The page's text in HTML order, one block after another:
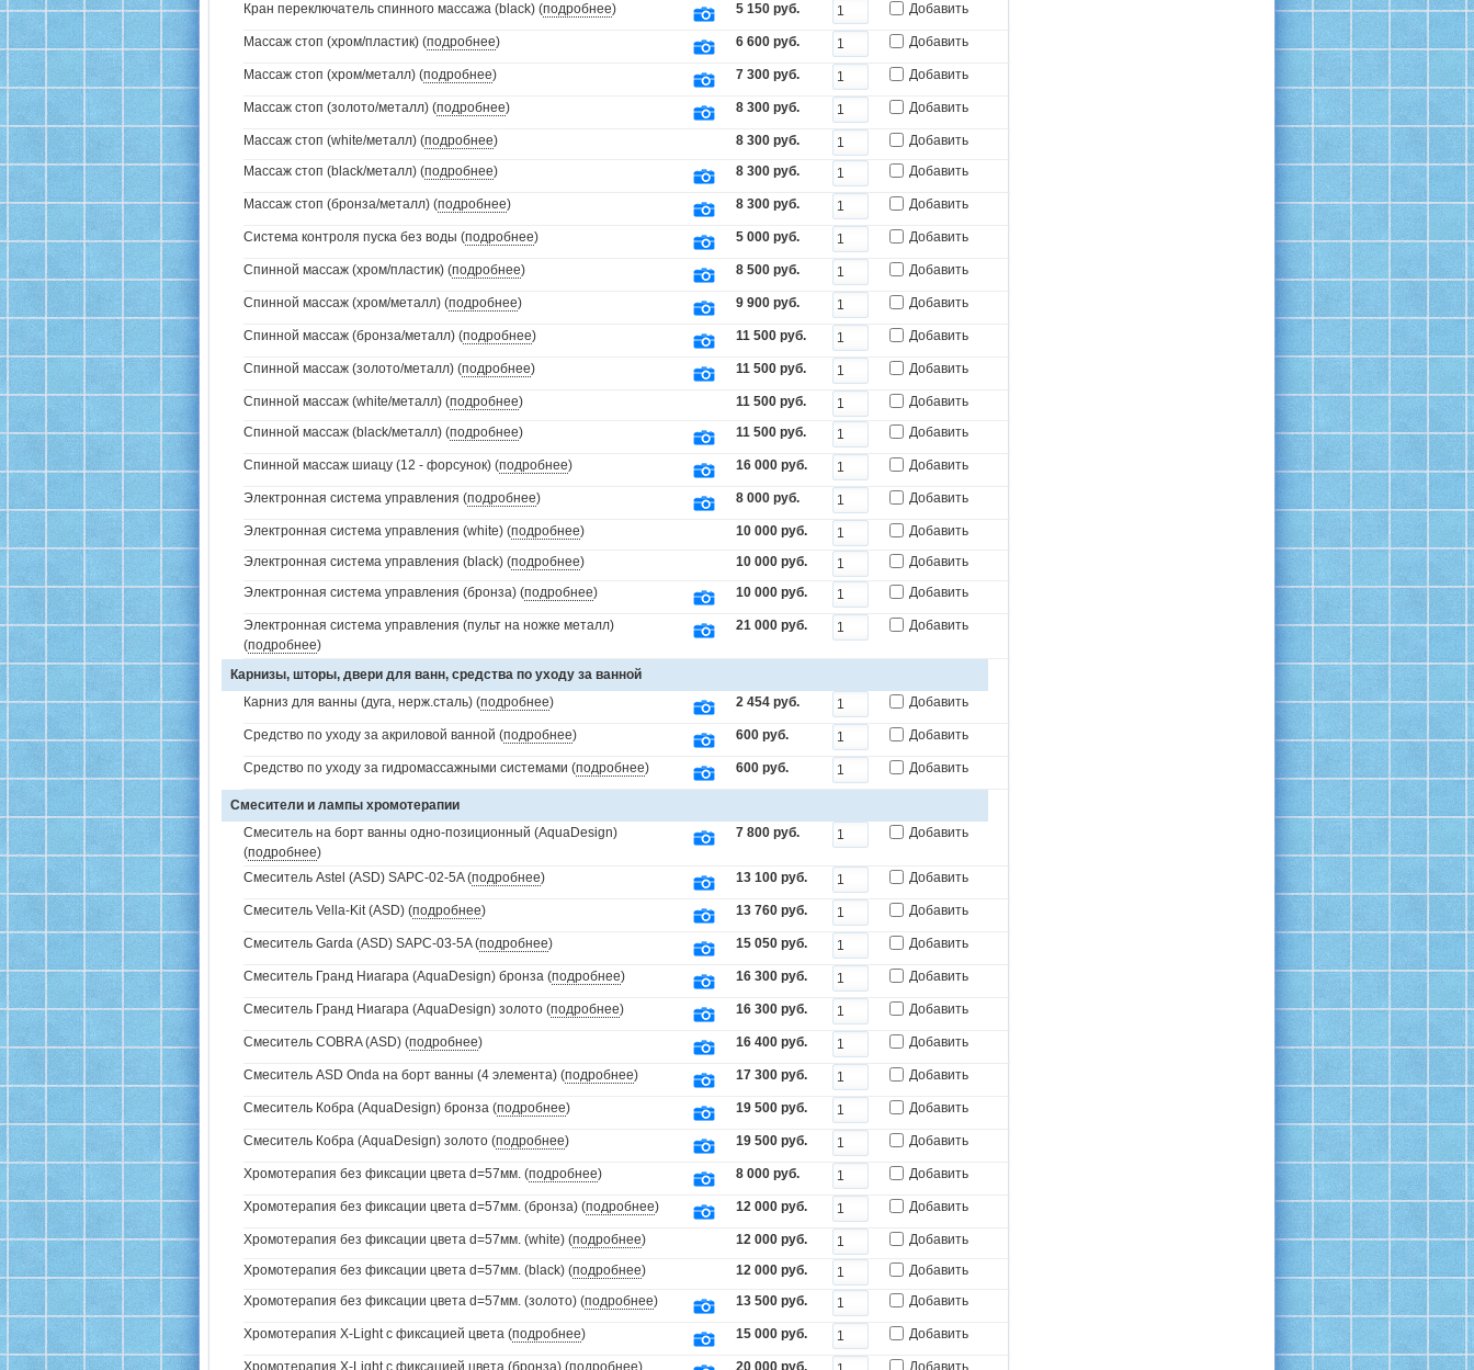
Кран переключатель спинного массажа (black) (подробнее) 5 150 руб. Добавить
Массаж стоп (хром/пластик) (подробнее) 6 600 руб. Добавить
Массаж стоп (хром/металл) (подробнее) 7 300 руб. Добавить
Массаж стоп (золото/металл) (подробнее) 8 300 руб. Добавить
Массаж стоп (white/металл) (подробнее) 8 300 руб.
Добавить
Массаж стоп (black/металл) (подробнее) 8 300 руб. Добавить
Массаж стоп (бронза/металл) (подробнее) 8 300 руб. Добавить
Система контроля пуска без воды (подробнее) 5 000 руб. Добавить
Спинной массаж (хром/пластик) (подробнее) 8 500 руб. Добавить
Спинной массаж (хром/металл) (подробнее) 9 900 руб. Добавить
Спинной массаж (бронза/металл) (подробнее) 11 500 руб. Добавить
Спинной массаж (золото/металл) (подробнее) 11 500 руб. Добавить
Спинной массаж (white/металл) (подробнее) 11 500 руб.
Добавить
Спинной массаж (black/металл) (подробнее) 11 500 руб. Добавить
Спинной массаж шиацу (12 - форсунок) (подробнее) 16 000 руб. Добавить
Электронная система управления (подробнее) 8 000 руб. Добавить
Электронная система управления (white) (подробнее) 10 000 руб.
Добавить
Электронная система управления (black) (подробнее) 10 000 руб.
Добавить
Электронная система управления (бронза) (подробнее) 10 000 руб. Добавить
Электронная система управления (пульт на ножке металл)
(подробнее)
21 000 руб. Добавить
Карнизы, шторы, двери для ванн, средства по уходу за ванной
Карниз для ванны (дуга, нерж.сталь) (подробнее) 2 454 руб. Добавить
Средство по уходу за акриловой ванной (подробнее) 600 руб. Добавить
Средство по уходу за гидромассажными системами (подробнее) 600 руб. Добавить
Смесители и лампы хромотерапии
Смеситель на борт ванны одно-позиционный (AquaDesign)
(подробнее)
7 800 руб. Добавить
Смеситель Astel (ASD) SAPC-02-5A (подробнее) 13 100 руб. Добавить
Смеситель Vella-Kit (ASD) (подробнее) 13 760 руб. Добавить
Смеситель Garda (ASD) SAPC-03-5A (подробнее) 15 050 руб. Добавить
Смеситель Гранд Ниагара (AquaDesign) бронза (подробнее) 16 300 руб. Добавить
Смеситель Гранд Ниагара (AquaDesign) золото (подробнее) 16 300 руб. Добавить
Смеситель COBRA (ASD) (подробнее) 16 400 руб. Добавить
Смеситель ASD Onda на борт ванны (4 элемента) (подробнее) 17 300 руб. Добавить
Смеситель Кобра (AquaDesign) бронза (подробнее) 19 500 руб. Добавить
Смеситель Кобра (AquaDesign) золото (подробнее) 19 500 руб. Добавить
Хромотерапия без фиксации цвета d=57мм. (подробнее) 8 000 руб. Добавить
Хромотерапия без фиксации цвета d=57мм. (бронза) (подробнее) 12 000 руб. Добавить
Хромотерапия без фиксации цвета d=57мм. (white) (подробнее) 12 000 руб.
Добавить
Хромотерапия без фиксации цвета d=57мм. (black) (подробнее) 12 000 руб.
Добавить
Хромотерапия без фиксации цвета d=57мм. (золото) (подробнее) 13 500 руб. Добавить
Хромотерапия X-Light с фиксацией цвета (подробнее) 15 000 руб. Добавить
Хромотерапия X-Light с фиксацией цвета (бронза) (подробнее) 20 000 руб. Добавить